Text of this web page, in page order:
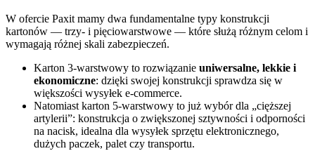
W ofercie Paxit mamy dwa fundamentalne typy konstrukcji
kartonów — trzy- i pięciowarstwowe — które służą różnym celom i
wymagają różnej skali zabezpieczeń.
Karton 3-warstwowy to rozwiązanie uniwersalne, lekkie i
ekonomiczne: dzięki swojej konstrukcji sprawdza się w
większości wysyłek e-commerce.
Natomiast karton 5-warstwowy to już wybór dla „cięższej
artylerii”: konstrukcja o zwiększonej sztywności i odporności
na nacisk, idealna dla wysyłek sprzętu elektronicznego,
dużych paczek, palet czy transportu.